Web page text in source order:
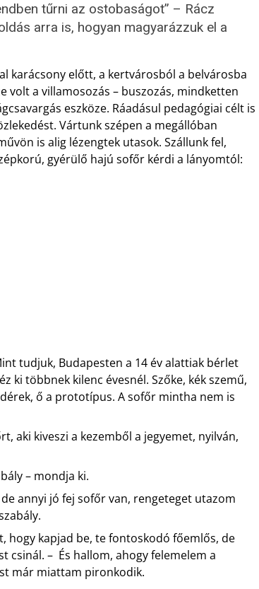
tűrni az ostobaságot” – Rácz
arra is, hogyan magyarázzuk el a
karácsony előtt, a kertvárosból a belvárosba
a villamosozás – buszozás, mindketten
eszköze. Ráadásul pedagógiai célt is
Vártunk szépen a megállóban
is alig lézengtek utasok. Szállunk fel,
gyérülő hajú sofőr kérdi a lányomtól:
tudjuk, Budapesten a 14 év alattiak bérlet
ki többnek kilenc évesnél. Szőke, kék szemű,
ő a prototípus. A sofőr mintha nem is
aki kiveszi a kezemből a jegyemet, nyilván,
– mondja ki.
annyi jó fej sofőr van, rengeteget utazom
hogy kapjad be, te fontoskodó főemlős, de
csinál. – És hallom, ahogy felemelem a
már miattam pironkodik.